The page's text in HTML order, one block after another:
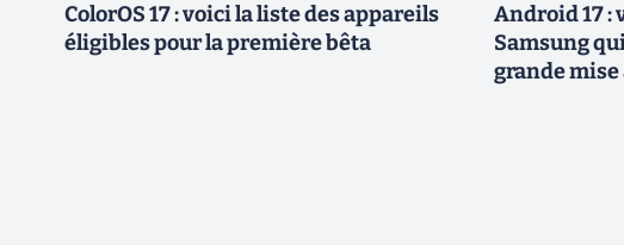
ColorOS 17 : voici la liste des appareils
éligibles pour la première bêta
Android 17 :
Samsung
grande mise